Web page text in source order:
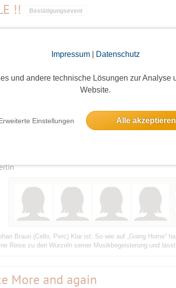
Impressum| Datenschutz
und andere technische Lösungen zur Analyse
Website.
Einstellungen Alle akzeptieren
!! Bestätigungsevent
Berlin,Yorkstr.15
2010 zusammenfanden.Sie kommen aus den
Jahre. .Die Frucht ihrer Begegnung ist fulminante
Gitarre trifft Dire
Braun (Cello, Perc) Klar ist: So wie auf „Going Home“
Reise zu den Wurzeln seiner Musikbegeisterung und
More and again